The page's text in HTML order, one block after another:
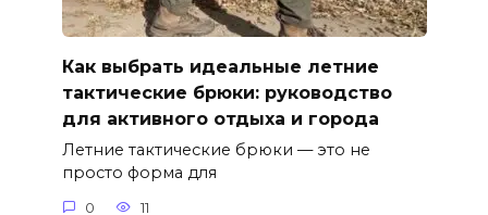
Как выбрать идеальные летние
тактические брюки: руководство
для активного отдыха и города
Летние тактические брюки — это не
просто форма для
0 11